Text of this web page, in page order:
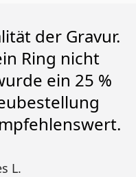
der Gravur.
Ring nicht
ein 25 %
L.